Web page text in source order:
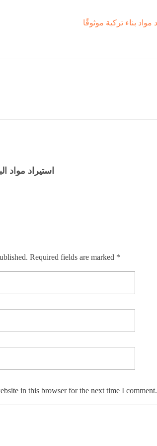
استيراد مواد
Required fields are marked *
in this browser for the next time I comment.